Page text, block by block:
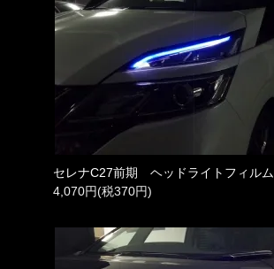
セレナC27前期 ヘッドライトフィルム
4,070円(税370円)